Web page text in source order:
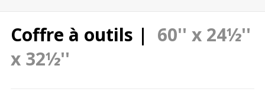
Réalisations
Coffre à outils | 60'' x 24½''
x 32½''